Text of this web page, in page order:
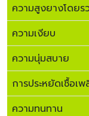
ความสูงยางโดยร
ความเงียบ
ความนุ่มสบาย
การประหยัดเชื้อเ
ความทนทาน